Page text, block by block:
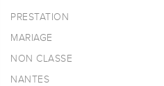
PRESTATION
MARIAGE
NON CLASSE
NANTES